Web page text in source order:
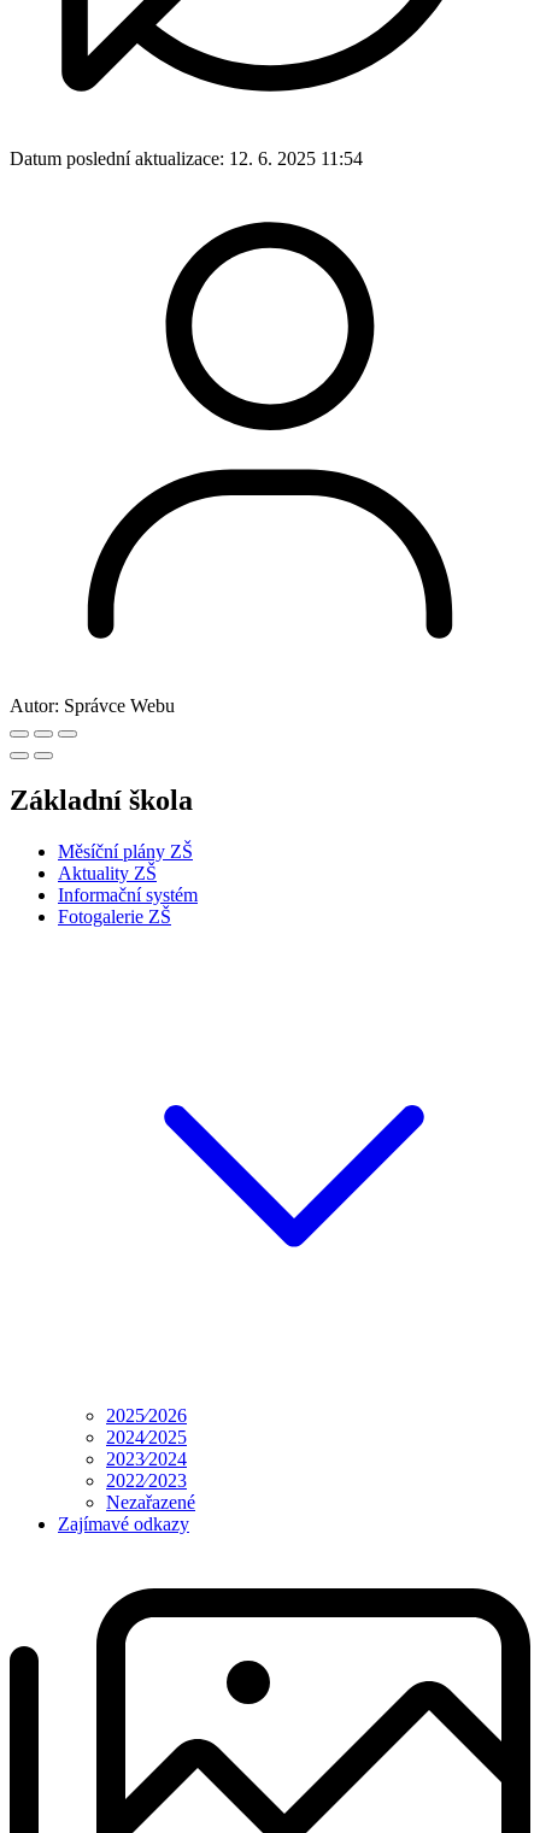
Datum poslední aktualizace: 12. 6. 2025 11:54
Autor: Správce Webu
Základní škola
Měsíční plány ZŠ
Aktuality ZŠ
Informační systém
Fotogalerie ZŠ
2025⁄2026
2024⁄2025
2023⁄2024
2022⁄2023
Nezařazené
Zajímavé odkazy